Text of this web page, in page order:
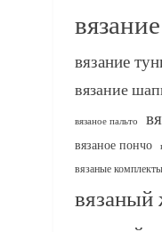
вязание
вязание
вязаное пальто
вязаное пончо
вязаные комплекты
вязаный